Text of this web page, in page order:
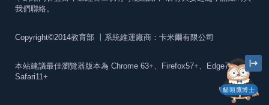
貓頭鷹博士
我們聯絡。
Copyright©2014教育部 丨系統維運廠商：卡米爾有限公司
本站建議最佳瀏覽器版本為 Chrome 63+、Firefox57+、Edge79+及
Safari11+